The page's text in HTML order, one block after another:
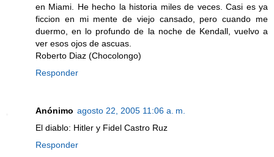
en Miami. He hecho la historia miles de veces. Casi es ya
ficcion en mi mente de viejo cansado, pero cuando me
duermo, en lo profundo de la noche de Kendall, vuelvo a
ver esos ojos de ascuas.
Roberto Diaz (Chocolongo)
Responder
Anónimo agosto 22, 2005 11:06 a. m.
El diablo: Hitler y Fidel Castro Ruz
Responder